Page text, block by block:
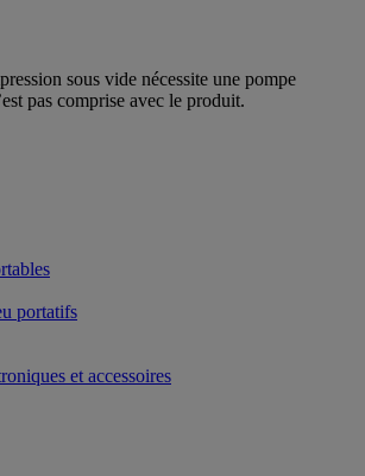
sous vide nécessite une pompe
pas comprise avec le produit.
portatifs
et accessoires